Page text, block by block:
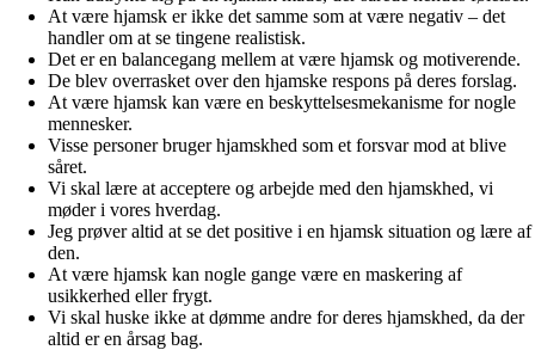
At være hjamsk er ikke det samme som at være negativ – det
handler om at se tingene realistisk.
Det er en balancegang mellem at være hjamsk og motiverende.
De blev overrasket over den hjamske respons på deres forslag.
At være hjamsk kan være en beskyttelsesmekanisme for nogle
mennesker.
Visse personer bruger hjamskhed som et forsvar mod at blive
såret.
Vi skal lære at acceptere og arbejde med den hjamskhed, vi
møder i vores hverdag.
Jeg prøver altid at se det positive i en hjamsk situation og lære af
den.
At være hjamsk kan nogle gange være en maskering af
usikkerhed eller frygt.
Vi skal huske ikke at dømme andre for deres hjamskhed, da der
altid er en årsag bag.